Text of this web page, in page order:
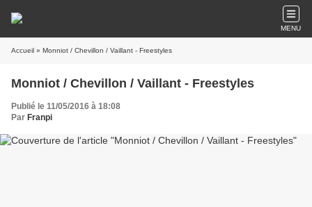
MENU
Accueil » Monniot / Chevillon / Vaillant - Freestyles
Monniot / Chevillon / Vaillant - Freestyles
Publié le 11/05/2016 à 18:08
Par Franpi